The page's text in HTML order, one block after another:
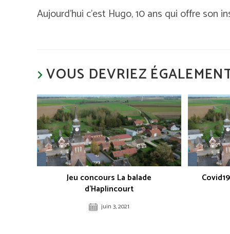
Aujourd’hui c’est Hugo, 10 ans qui offre son
VOUS DEVRIEZ
Jeu concours La balade
d’Haplincourt
juin 3, 2021